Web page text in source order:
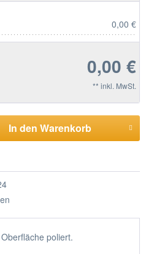
0,00 €
0,00 €
** inkl. MwSt.
In den Warenkorb
poliert.